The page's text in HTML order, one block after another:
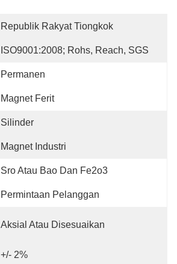
Republik Rakyat Tiongkok
ISO9001:2008; Rohs, Reach, SGS
Permanen
Magnet Ferit
Silinder
Magnet Industri
Sro Atau Bao Dan Fe2o3
Permintaan Pelanggan
Aksial Atau Disesuaikan
+/- 2%